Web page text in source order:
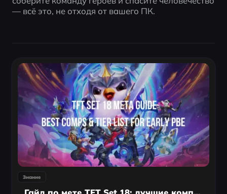
— всё это, не отходя от вашего ПК.
Знание